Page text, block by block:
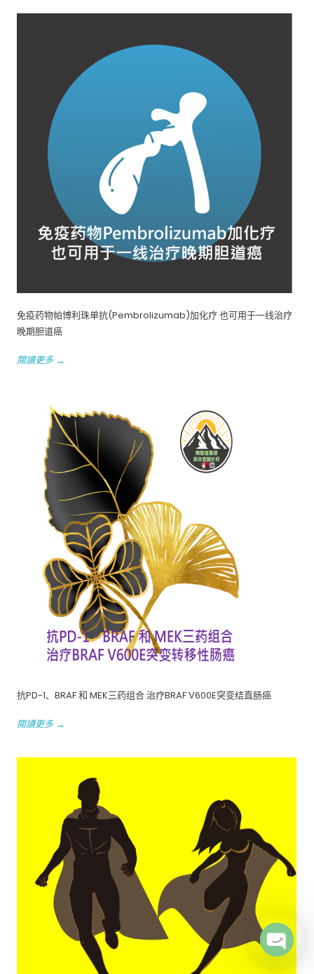
免疫药物帕博利珠单抗(Pembrolizumab)加化疗 也可用于一线治疗
晚期胆道癌
閱讀更多 →
抗PD-1、BRAF 和 MEK三药组合 治疗BRAF V600E突变结直肠癌
閱讀更多 →
Open